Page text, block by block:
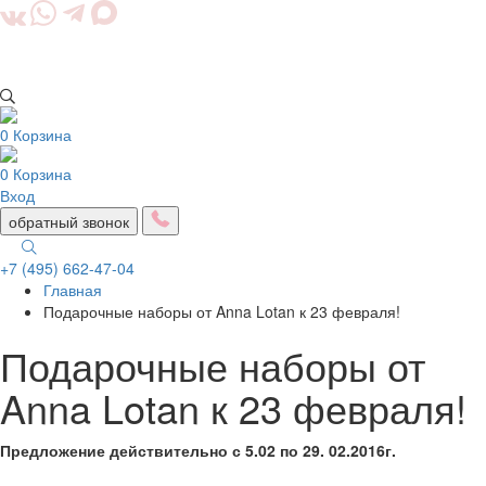
0 Корзина
0 Корзина
Вход
обратный звонок
+7 (495) 662-47-04
Главная
Подарочные наборы от Anna Lotan к 23 февраля!
Подарочные наборы от
Anna Lotan к 23 февраля!
Предложение действительно с 5.02 по 29. 02.2016г.